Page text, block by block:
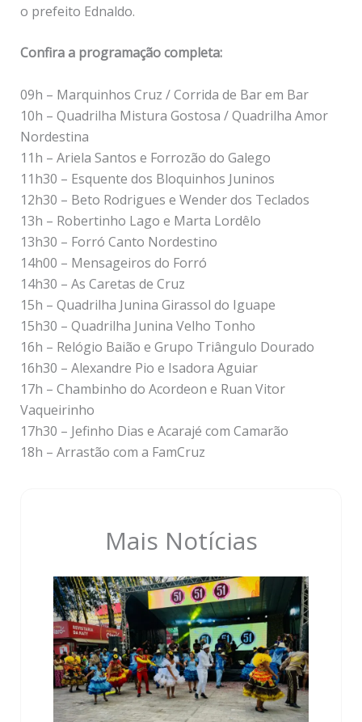
o prefeito Ednaldo.
Confira a programação completa:
09h – Marquinhos Cruz / Corrida de Bar em Bar
10h – Quadrilha Mistura Gostosa / Quadrilha Amor
Nordestina
11h – Ariela Santos e Forrozão do Galego
11h30 – Esquente dos Bloquinhos Juninos
12h30 – Beto Rodrigues e Wender dos Teclados
13h – Robertinho Lago e Marta Lordêlo
13h30 – Forró Canto Nordestino
14h00 – Mensageiros do Forró
14h30 – As Caretas de Cruz
15h – Quadrilha Junina Girassol do Iguape
15h30 – Quadrilha Junina Velho Tonho
16h – Relógio Baião e Grupo Triângulo Dourado
16h30 – Alexandre Pio e Isadora Aguiar
17h – Chambinho do Acordeon e Ruan Vitor
Vaqueirinho
17h30 – Jefinho Dias e Acarajé com Camarão
18h – Arrastão com a FamCruz
Mais Notícias